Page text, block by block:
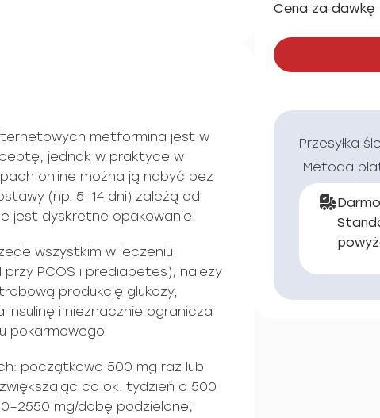
metformina jest w
jednak w praktyce w
online można ją nabyć bez
(np. 5–14 dni) zależą od
jest dyskretne opakowanie.
wszystkim w leczeniu
PCOS i prediabetes); należy
produkcję glukozy,
i nieznacznie ogranicza
pokarmowego.
początkowo 500 mg raz lub
co ok. tydzień o 500
mg/dobę podzielone;
Cena za dawkę
Przesyłka
Metoda